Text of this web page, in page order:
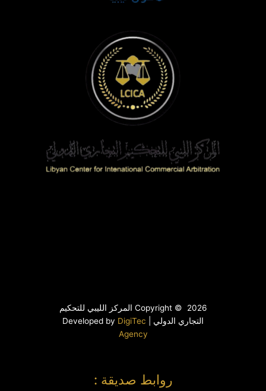
Copyright © 2026 المركز الليبي للتحكيم
التجاري الدولي | Developed by DigiTec
Agency
روابط صديقة :